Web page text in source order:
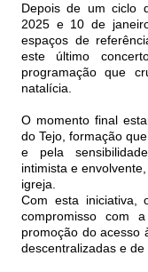
Depois de um ciclo
2025 e 10 de
espaços de
este último
programação que
natalícia.
O momento final
do Tejo, formação
e pela
intimista e
igreja.
Com esta iniciativa,
compromisso com
promoção do acesso
descentralizadas e